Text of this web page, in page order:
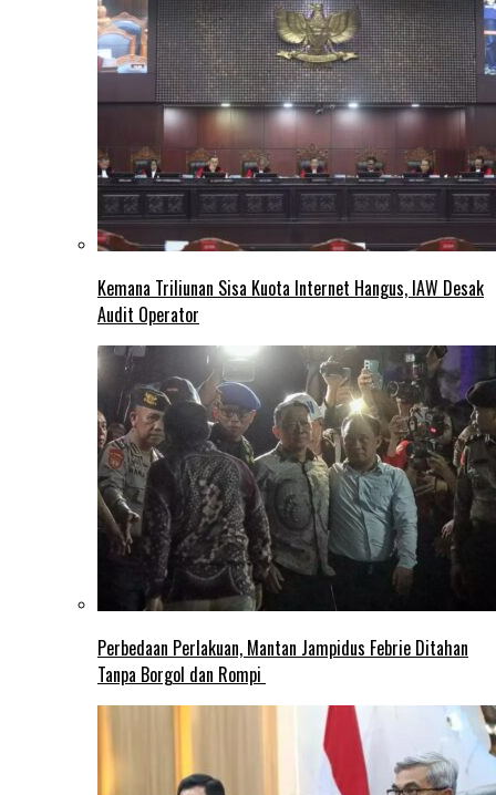
Kemana Triliunan Sisa Kuota Internet Hangus, IAW Desak
Audit Operator
Perbedaan Perlakuan, Mantan Jampidus Febrie Ditahan
Tanpa Borgol dan Rompi